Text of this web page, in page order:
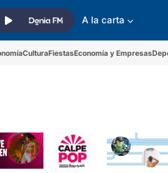
A la carta
CulturaFiestasEconomía y Empresas